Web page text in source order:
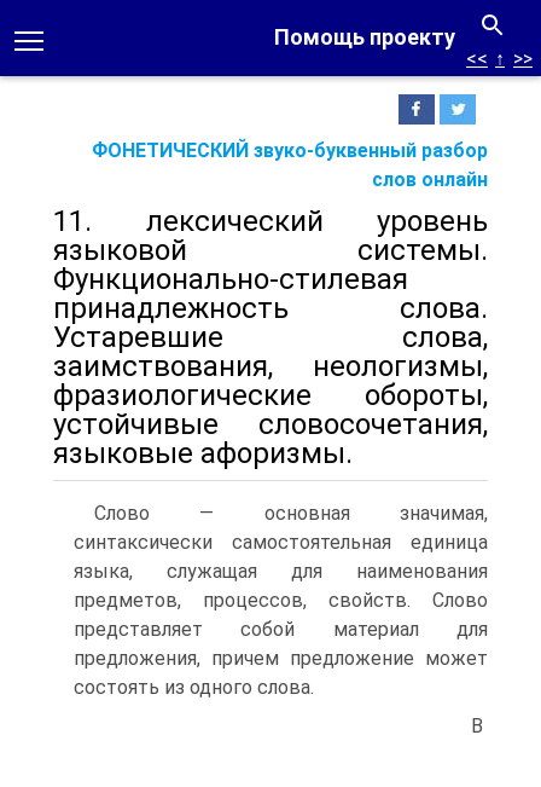
Помощь проекту
ФОНЕТИЧЕСКИЙ звуко-буквенный разбор
слов онлайн
<< ↑ >>
11. лексический уровень
языковой системы.
Функционально-стилевая
принадлежность слова.
Устаревшие слова,
заимствования, неологизмы,
фразиологические обороты,
устойчивые словосочетания,
языковые афоризмы.
Слово — основная значимая,
синтаксически самостоятельная единица
языка, служащая для наименования
предметов, процессов, свойств. Слово
представляет собой материал для
предложения, причем предложение может
состоять из одного слова.
В